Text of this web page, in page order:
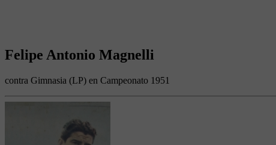
Felipe Antonio Magnelli
contra Gimnasia (LP) en Campeonato 1951